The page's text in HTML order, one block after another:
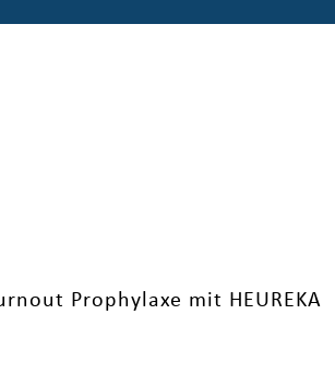
Prophylaxe mit HEUREKA